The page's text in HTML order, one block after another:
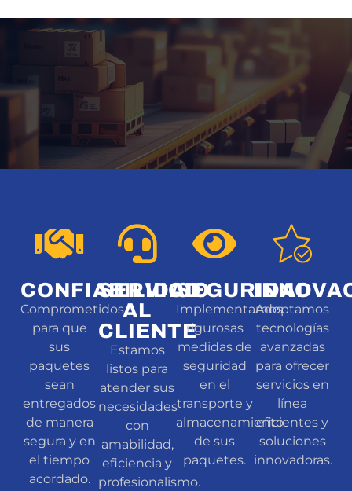
CONFIABILIDAD
Comprometidos
para que
sus
paquetes
sean
entregados
de manera
segura y en
el tiempo
acordado.
SERVICIO
AL
CLIENTE
Estamos
listos para
atender sus
necesidades
con
amabilidad,
eficiencia y
profesionalismo.
SEGURIDAD
Implementamos
rigurosas
medidas de
seguridad
en el
transporte y
almacenamiento
de sus
paquetes.​
Adoptamos
tecnologías
avanzadas
para ofrecer
servicios en
línea
eficientes y
soluciones
innovadoras.